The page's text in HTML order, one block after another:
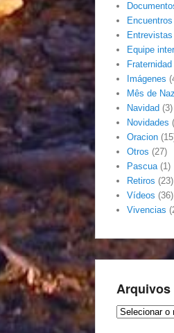
Encuentros
Entrevistas
Equipe
Fraternidad
Imágenes
Mês de
Navidad (3)
Novidades
Oracion
Otros (27)
Pascua(1)
Retiros (23)
Vídeos (36)
Vivencias
Arquivos
Arquivos